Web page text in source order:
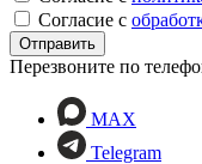
Согласие с
Перезвоните по
MAX
Telegram